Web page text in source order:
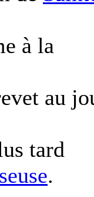
à la
au
tard
.